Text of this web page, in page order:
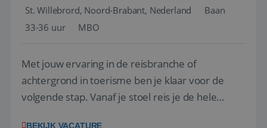
St. Willebrord, Noord-Brabant, Nederland
Baan
33-36 uur
MBO
Met jouw ervaring in de reisbranche of
achtergrond in toerisme ben je klaar voor de
volgende stap. Vanaf je stoel reis je de hele
BEKIJK VACATURE